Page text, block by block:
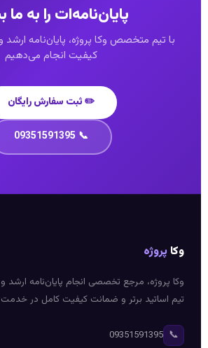
پایان‌نامه‌ات را به ما
با تیم متخصص وکا پروژه، پایان‌نامه
کیفیت انجام می‌دهیم
✏️ ثبت سفارش رایگان
📞 09351591395
وکا پروژه
وکا پروژه، مرجع تخصصی انجام پایان‌نامه ارشد و
تیم اساتید برتر و ضمانت کیفیت کامل در
📞
09351591395